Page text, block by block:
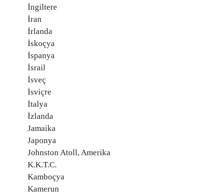
İngiltere
İran
İrlanda
İskoçya
İspanya
İsrail
İsveç
İsviçre
İtalya
İzlanda
Jamaika
Japonya
Johnston Atoll, Amerika
K.K.T.C.
Kamboçya
Kamerun